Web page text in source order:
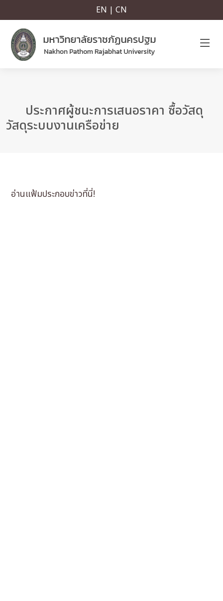
EN | CN
ประกาศผู้ชนะการเสนอราคา ซื้อวัสดุ
วัสดุระบบงานเครือข่าย
อ่านแฟ้มประกอบข่าวที่นี่!